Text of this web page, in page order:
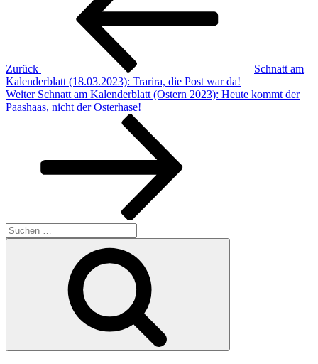
Zurück
Schnatt am
Kalenderblatt (18.03.2023): Trarira, die Post war da!
Nächster
Beitrag
Weiter Schnatt am Kalenderblatt (Ostern 2023): Heute kommt der
Paashaas, nicht der Osterhase!
Suche
nach: